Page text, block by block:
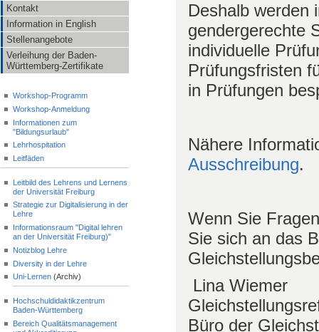
Kontakt
Information in English
Stellenangebote
Verleihung der Baden-
Württemberg-Zertifikate
Workshop-Programm
Workshop-Anmeldung
Informationen zum
"Bildungsurlaub"
Lehrhospitation
Leitfäden
Leitbild des Lehrens und Lernens
der Universität Freiburg
Strategie zur Digitalisierung in der
Lehre
Informationsraum "Digital lehren
an der Universität Freiburg)"
Notizblog Lehre
Diversity in der Lehre
Uni-Lernen(Archiv)
Hochschuldidaktikzentrum
Baden-Württemberg
Bereich Qualitätsmanagement
Deshalb werden
gendergerechte
individuelle
Prüfungsfristen
in Prüfungen
Nähere
Ausschreibung.
Wenn Sie
Sie sich an das
Lina Wiemer
Büro der